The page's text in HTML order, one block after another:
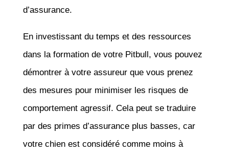
d’assurance.
En investissant du temps et des ressources
dans la formation de votre Pitbull, vous pouvez
démontrer à votre assureur que vous prenez
des mesures pour minimiser les risques de
comportement agressif. Cela peut se traduire
par des primes d’assurance plus basses, car
votre chien est considéré comme moins à